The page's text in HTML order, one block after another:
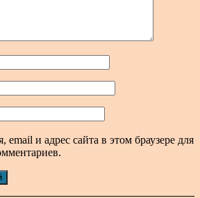
и адрес сайта в этом браузере для